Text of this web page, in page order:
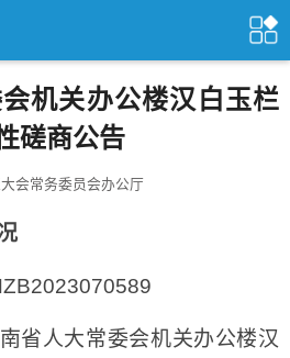
机关办公楼汉白玉栏
磋商公告
会常务委员会办公厅
人大常委会机关办公楼汉